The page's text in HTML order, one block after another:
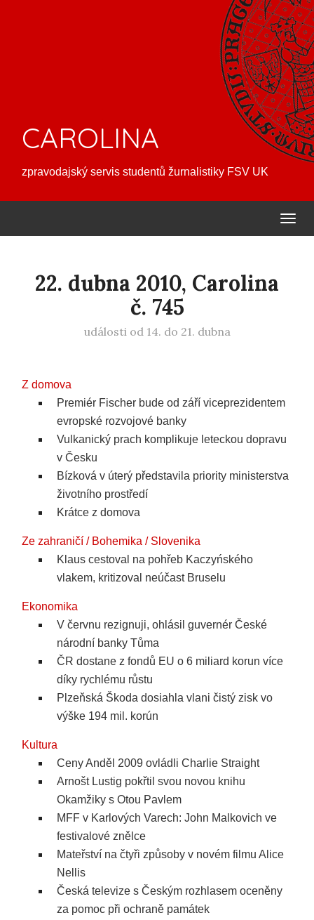
CAROLINA
zpravodajský servis studentů žurnalistiky FSV UK
22. dubna 2010, Carolina
č. 745
události od 14. do 21. dubna
Z domova
Premiér Fischer bude od září viceprezidentem
evropské rozvojové banky
Vulkanický prach komplikuje leteckou dopravu
v Česku
Bízková v úterý představila priority ministerstva
životního prostředí
Krátce z domova
Ze zahraničí / Bohemika / Slovenika
Klaus cestoval na pohřeb Kaczyńského
vlakem, kritizoval neúčast Bruselu
Ekonomika
V červnu rezignuji, ohlásil guvernér České
národní banky Tůma
ČR dostane z fondů EU o 6 miliard korun více
díky rychlému růstu
Plzeňská Škoda dosiahla vlani čistý zisk vo
výške 194 mil. korún
Kultura
Ceny Anděl 2009 ovládli Charlie Straight
Arnošt Lustig pokřtil svou novou knihu
Okamžiky s Otou Pavlem
MFF v Karlových Varech: John Malkovich ve
festivalové znělce
Mateřství na čtyři způsoby v novém filmu Alice
Nellis
Česká televize s Českým rozhlasem oceněny
za pomoc při ochraně památek